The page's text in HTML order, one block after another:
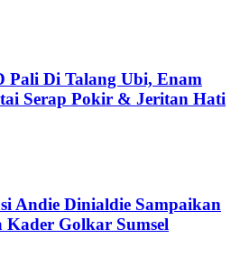
Pali Di Talang Ubi, Enam
Serap Pokir & Jeritan Hati
Andie Dinialdie Sampaikan
Kader Golkar Sumsel